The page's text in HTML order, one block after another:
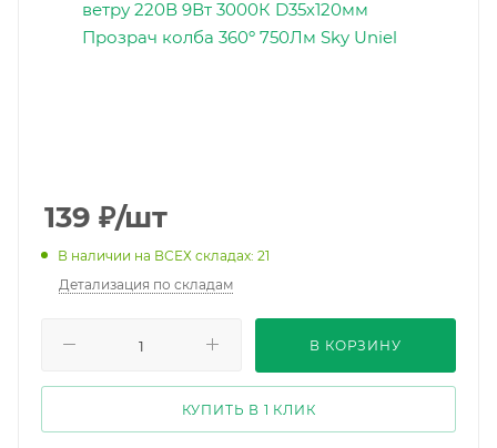
139 ₽/шт
В наличии на ВСЕХ складах: 21
Детализация по складам
В КОРЗИНУ
КУПИТЬ В 1 КЛИК